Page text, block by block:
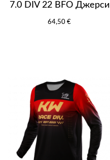
7.0 DIV 22 BFO Джерси
64,50 €